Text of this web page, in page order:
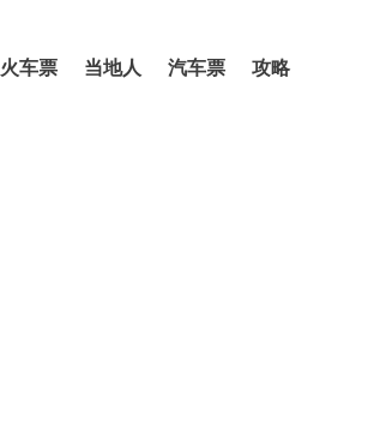
火车票 当地人 汽车票 攻略